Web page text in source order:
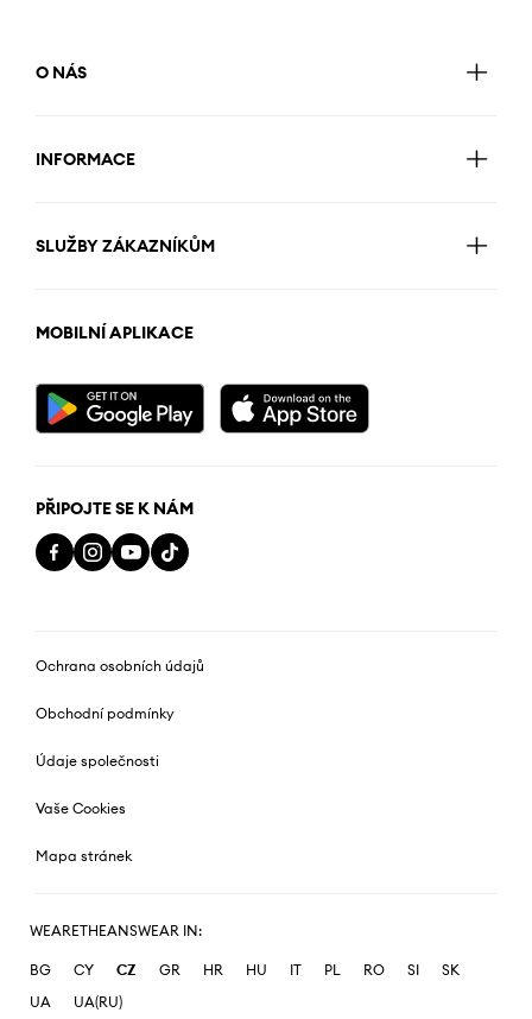
O NÁS
INFORMACE
SLUŽBY ZÁKAZNÍKŮM
MOBILNÍ APLIKACE
PŘIPOJTE SE K NÁM
Ochrana osobních údajů
Obchodní podmínky
Údaje společnosti
Vaše Cookies
Mapa stránek
WEARETHEANSWEAR IN:
BG CY CZ GR HR HU IT PL RO SI
SK
UA
UA(RU)